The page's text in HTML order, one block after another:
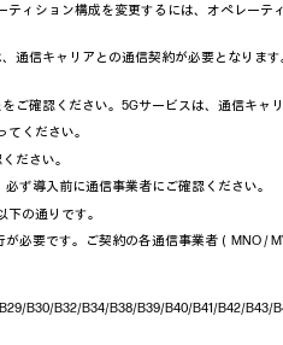
ィション構成を変更するには、オペレー
通信キャリアとの通信契約が必要となりま
ご確認ください。5Gサービスは、通信キャ
ください。
ださい。
ず導入前に通信事業者にご確認ください。
の通りです。
必要です。ご契約の各通信事業者（MNO /
B30/B32/B34/B38/B39/B40/B41/B42/B43/